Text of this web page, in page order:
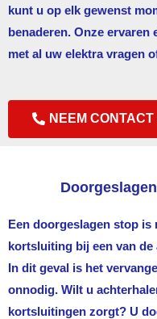
kunt u op elk gewenst
benaderen. Onze
met al uw elektra vragen
NEEM CONTACT
Een doorgeslagen stop is
kortsluiting bij een van
In dit geval is het
onnodig. Wilt u
kortsluitingen zorgt? U